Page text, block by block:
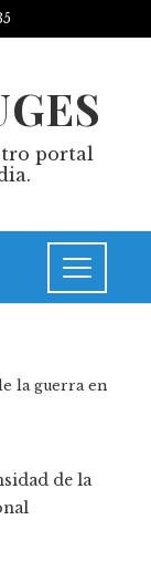
portal
la guerra en